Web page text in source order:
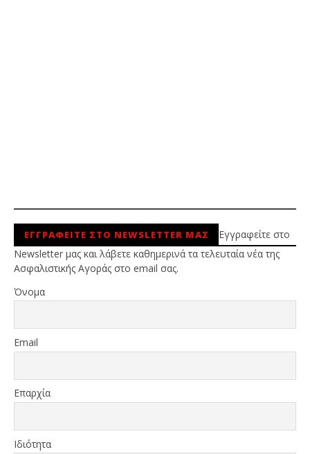
ΕΓΓΡΑΦΕΙΤΕ ΣΤΟ NEWSLETTER ΜΑΣ
Εγγραφείτε στο
Newsletter μας και λάβετε καθημερινά τα τελευταία νέα της
Ασφαλιστικής Αγοράς στο email σας.
Όνομα
Email
Επαρχία
Ιδιότητα